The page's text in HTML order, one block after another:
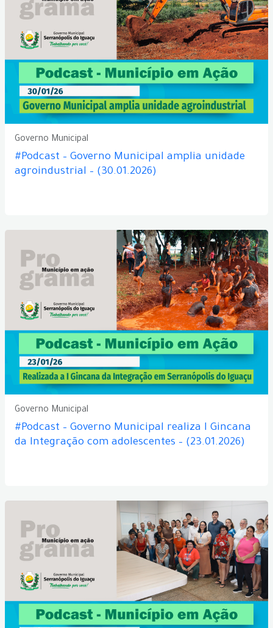
Governo Municipal
#Podcast – Governo Municipal amplia unidade
agroindustrial – (30.01.2026)
Governo Municipal
#Podcast – Governo Municipal realiza I Gincana
da Integração com adolescentes – (23.01.2026)